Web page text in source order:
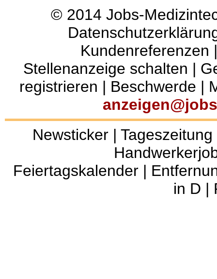
© 2014 Jobs-
Kundenreferenzen
Stellenanzeige schalten |
registrieren | Beschwerde |
Newsticker| Tageszeitung
Feiertagskalender|
in D |